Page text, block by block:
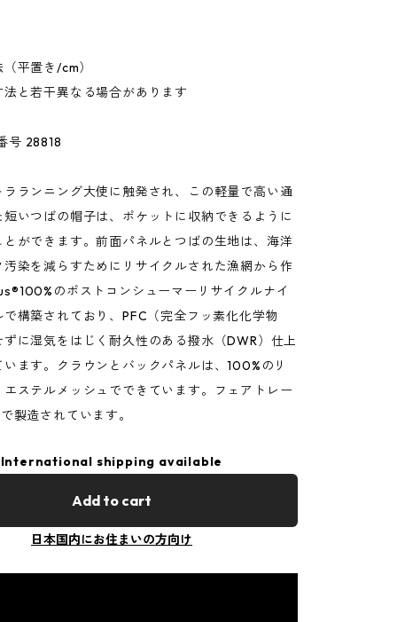
平置き/cm）
と若干異なる場合があります
号 28818
ランニング大使に触発され、この軽量で高い通
いつばの帽子は、ポケットに収納できるように
ができます。前面パネルとつばの生地は、海洋
染を減らすためにリサイクルされた漁網から作
のポストコンシューマーリサイクルナイ
構築されており、PFC（完全フッ素化化学物
に湿気をはじく耐久性のある撥水（DWR）仕上
ます。クラウンとバックパネルは、100%のリ
ステルメッシュでできています。フェアトレー
製造されています。
International shipping available
Add to cart
日本国内にお住まいの方向け